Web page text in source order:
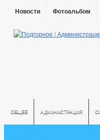
Новости Фотоальбом
ОБЩЕЕ АДМИНИСТРАЦИЯ